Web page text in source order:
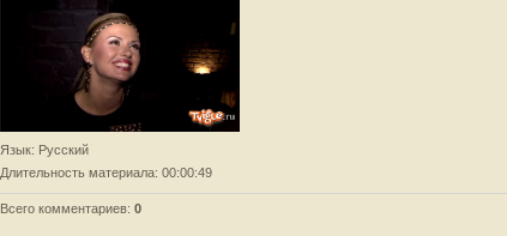
Язык: Русский
Длительность материала: 00:00:49
Всего комментариев: 0